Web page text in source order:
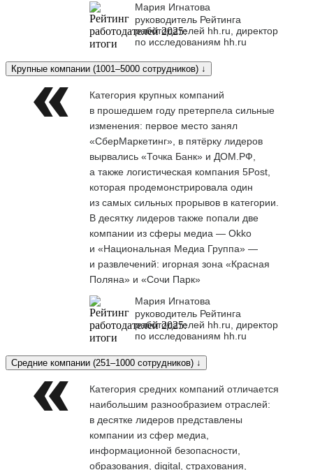
Мария Игнатова
руководитель Рейтинга
работодателей hh.ru, директор
по исследованиям hh.ru
Крупные компании (1001–5000 сотрудников) ↓
Категория крупных компаний
в прошедшем году претерпела сильные
изменения: первое место занял
«СберМаркетинг», в пятёрку лидеров
вырвались «Точка Банк» и ДОМ.РФ,
а также логистическая компания 5Post,
которая продемонстрировала один
из самых сильных прорывов в категории.
В десятку лидеров также попали две
компании из сферы медиа — Okko
и «Национальная Медиа Группа» —
и развлечений: игорная зона «Красная
Поляна» и «Сочи Парк»
Мария Игнатова
руководитель Рейтинга
работодателей hh.ru, директор
по исследованиям hh.ru
Средние компании (251–1000 сотрудников) ↓
Категория средних компаний отличается
наибольшим разнообразием отраслей:
в десятке лидеров представлены
компании из сфер медиа,
информационной безопасности,
образования, digital, страхования,